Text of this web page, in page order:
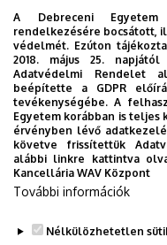
4032 Debrecen,
Épület, emelet, ajtó
Elméleti négyszög,
Weboldalak
Website
Tudóstér profil
Leírás
Önéletrajz
A Debreceni
rendelkezésére bocsátott,
védelmét. Ezúton
2018. május 25.
Adatvédelmi Rendelet
beépítette a GDPR
tevékenységébe. A
Egyetem korábban is
érvényben lévő
követve frissítettük
alábbi linkre kattintva
Kancellária WAV Központ
További információk
Nélkülözhetetlen